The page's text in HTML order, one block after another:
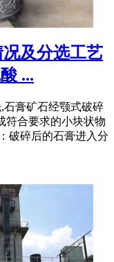
及分选工艺
...
石膏矿石经颚式破碎
符合要求的小块状物
破碎后的石膏进入分